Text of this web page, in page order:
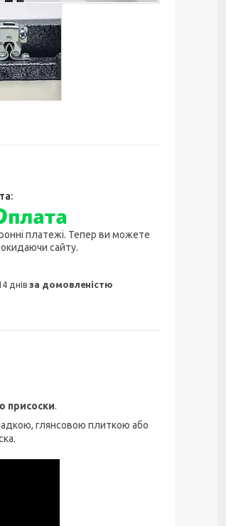
платежі. Тепер ви можете
сайту.
днівза домовленістю
присоски.
глянсовою плиткою або